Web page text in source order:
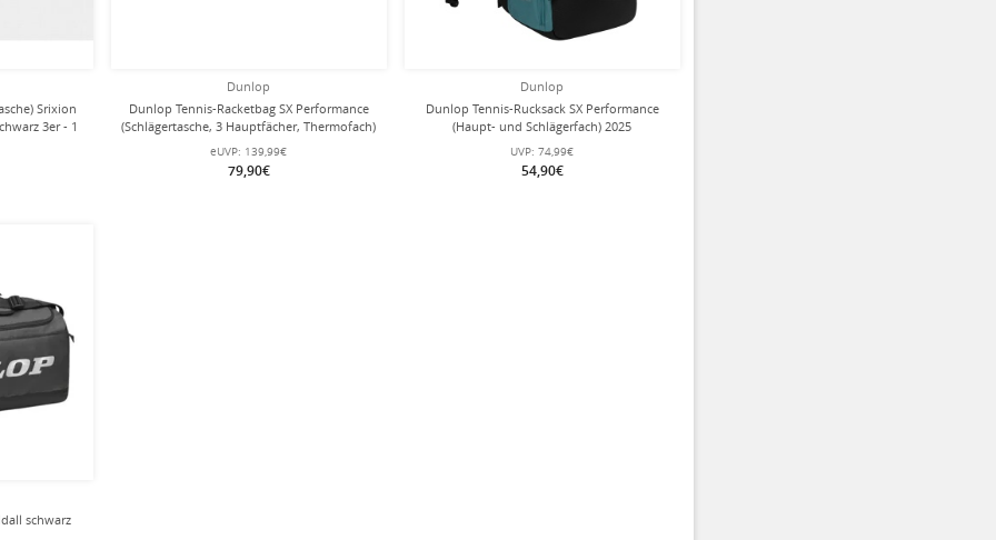
Srixion
3er - 1
Dunlop
Dunlop Tennis-Racketbag SX Performance
(Schlägertasche, 3 Hauptfächer, Thermofach)
eUVP: 139,99€
79,90€
Dunlop
Dunlop Tennis-Rucksack SX Performance
(Haupt- und Schlägerfach) 2025
UVP: 74,99€
54,90€
schwarz